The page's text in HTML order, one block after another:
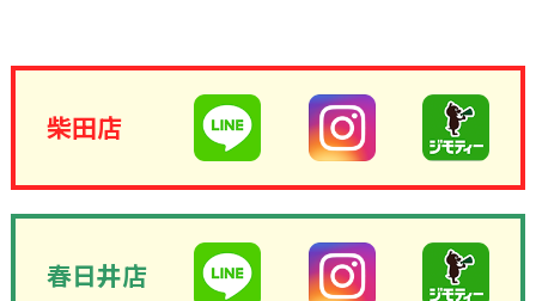
柴田店
春日井店